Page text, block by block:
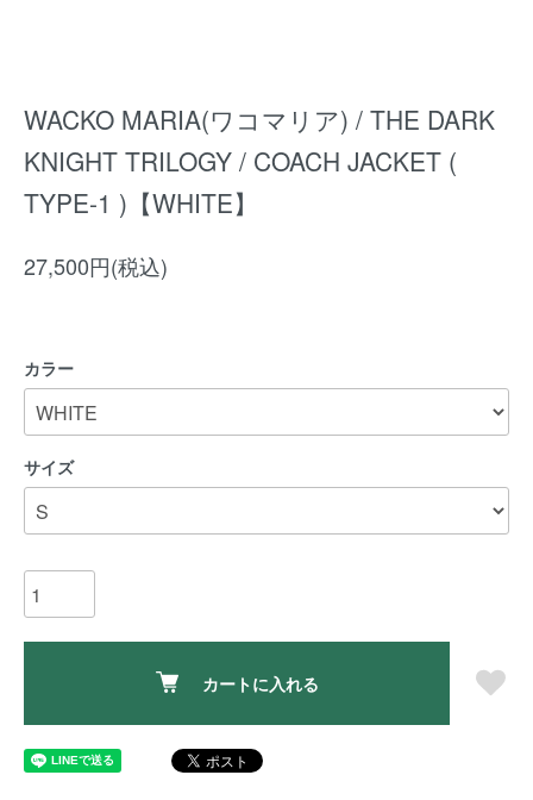
WACKO MARIA(ワコマリア) / THE DARK
KNIGHT TRILOGY / COACH JACKET (
TYPE-1 )【WHITE】
27,500円(税込)
カラー
サイズ
カートに入れる